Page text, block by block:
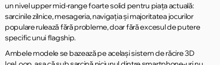
un nivel upper mid-range foarte solid pentru piața actuală:
sarcinile zilnice, mesageria, navigația și majoritatea jocurilor
populare rulează fără probleme, doar fără excesul de putere
specific unui flagship.
Ambele modele se bazează pe același sistem de răcire 3D